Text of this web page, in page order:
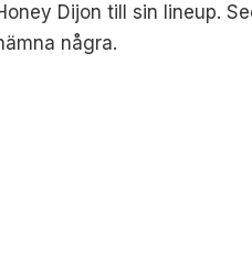
Dijon till sin lineup.
några.